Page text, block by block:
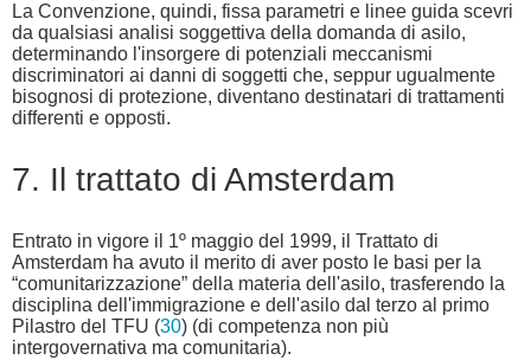
La Convenzione, quindi, fissa parametri e linee guida scevri
da qualsiasi analisi soggettiva della domanda di asilo,
determinando l'insorgere di potenziali meccanismi
discriminatori ai danni di soggetti che, seppur ugualmente
bisognosi di protezione, diventano destinatari di trattamenti
differenti e opposti.
7. Il trattato di Amsterdam
Entrato in vigore il 1º maggio del 1999, il Trattato di
Amsterdam ha avuto il merito di aver posto le basi per la
“comunitarizzazione” della materia dell'asilo, trasferendo la
disciplina dell'immigrazione e dell'asilo dal terzo al primo
Pilastro del TFU (30) (di competenza non più
intergovernativa ma comunitaria).